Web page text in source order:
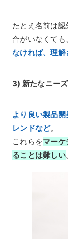
たとえ名前は
合がいなくても、
なければ、理
3) 新たなニー
より良い製品
レンドなど。
これらをマーケ
ることは難しい。